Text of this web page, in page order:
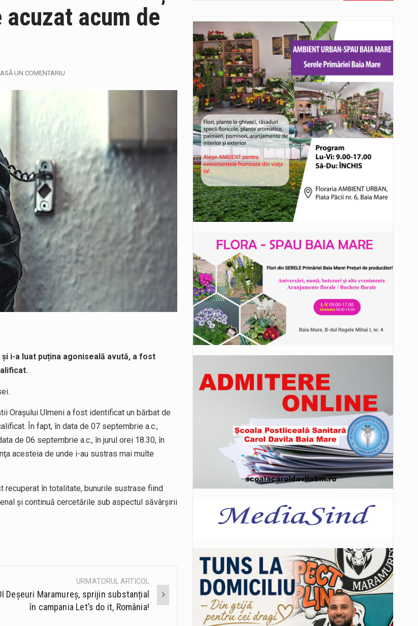
Noile statii de călători, achizitionate la preț de garsonieră per bucată, dezamăgesc total cetățenii care folosesc mijloacele de transport în…
Municipiul Baia Mare, prin Serviciul Public Comunitar Local de Evidență a Persoanelor - Serviciul Evidența Persoanelor, îi informează pe cetățenii…
cersetorilor de etnie romă pe raza municipiului. Orasul este la propriu impânzit de ei…
a fost invitat la Horia Nasra Show unde a sustinut o dezbatere pe teme…
Liceul Ucrainean „Taras Șevcenko” din Sighetu Marmației, singurul liceu din România cu predare în limba ucraineană, are potențialul de a-și…
Proiectul pentru reconstrucția definitivă a podului peste râul Săsar din Baia Mare avansează într-o nouă etapă concretă. După asigurarea finanțării…
acum de
UN COMENTARIU
i-a luat puțina agoniseală avută, a fost
Orașului Ulmeni a fost identificat un bărbat de
În fapt, în data de 07 septembrie a.c.,
de 06 septembrie a.c., în jurul orei 18.30, în
acesteia de unde i-au sustras mai multe
în totalitate, bunurile sustrase fiind
și continuă cercetările sub aspectul săvârşirii
URMATORUL ARTICOL
Deșeuri Maramureș, sprijin substanțial
în campania Let’s do it, România!